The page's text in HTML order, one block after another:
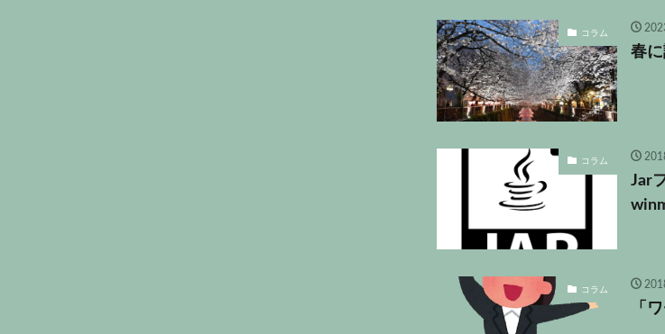
コラム
春
コラム
Jar
コラム
「